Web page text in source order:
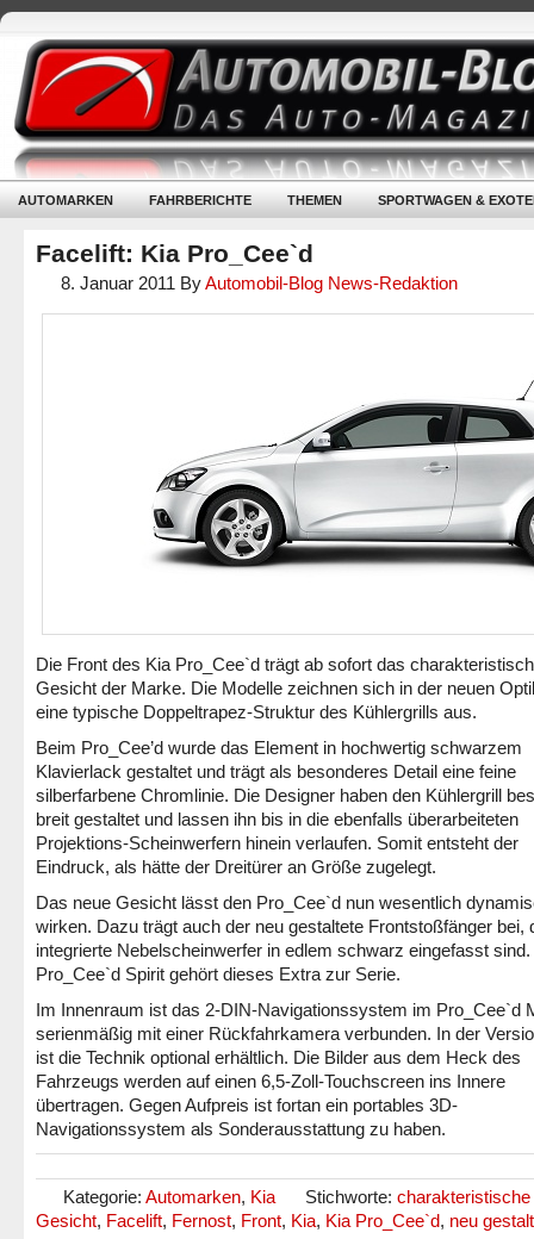
AUTOMARKEN FAHRBERICHTE THEMEN SPORTWAGEN &
Facelift: Kia Pro_Cee`d
8. Januar 2011 ByAutomobil-Blog News-Redaktion
Die Front des Kia Pro_Cee`d trägt ab sofort das
Gesicht der Marke. Die Modelle zeichnen sich in der neuen
eine typische Doppeltrapez-Struktur des Kühlergrills aus.
Beim Pro_Cee’d wurde das Element in hochwertig schwarzem
Klavierlack gestaltet und trägt als besonderes Detail eine feine
silberfarbene Chromlinie. Die Designer haben den Kühlergrill
breit gestaltet und lassen ihn bis in die ebenfalls überarbeiteten
Projektions-Scheinwerfern hinein verlaufen. Somit entsteht der
Eindruck, als hätte der Dreitürer an Größe zugelegt.
Das neue Gesicht lässt den Pro_Cee`d nun wesentlich
wirken. Dazu trägt auch der neu gestaltete Frontstoßfänger bei,
integrierte Nebelscheinwerfer in edlem schwarz eingefasst
Pro_Cee`d Spirit gehört dieses Extra zur Serie.
Im Innenraum ist das 2-DIN-Navigationssystem im Pro_Cee`d
serienmäßig mit einer Rückfahrkamera verbunden. In der
ist die Technik optional erhältlich. Die Bilder aus dem Heck des
Fahrzeugs werden auf einen 6,5-Zoll-Touchscreen ins Innere
übertragen. Gegen Aufpreis ist fortan ein portables 3D-
Navigationssystem als Sonderausstattung zu haben.
Kategorie: Automarken, Kia Stichworte: charakteristische
Gesicht, Facelift, Fernost, Front, Kia, Kia Pro_Cee`d, neu